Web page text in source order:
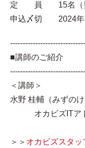
定 員 15名（要申
申込〆切 2024年
■講師のご紹介
＜講師＞
水野 桂輔（みずのけ
オカビズITアド
＞＞ オカビズスタッ